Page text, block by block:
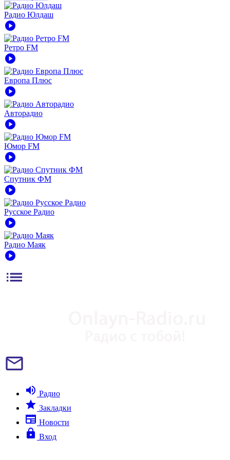
Радио Юлдаш
play_circle
Ретро FM
play_circle
Европа Плюс
play_circle
Авторадио
play_circle
Юмор FM
play_circle
Спутник ФМ
play_circle
Русское Радио
play_circle
Радио Маяк
play_circle
list
mail_outline
volume_up Радио
star Закладки
newspaper Новости
lock Вход